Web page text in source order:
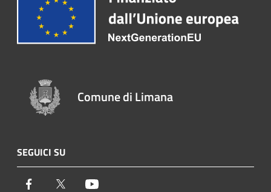
Comune di Limana
SEGUICI SU
Facebook Twitter